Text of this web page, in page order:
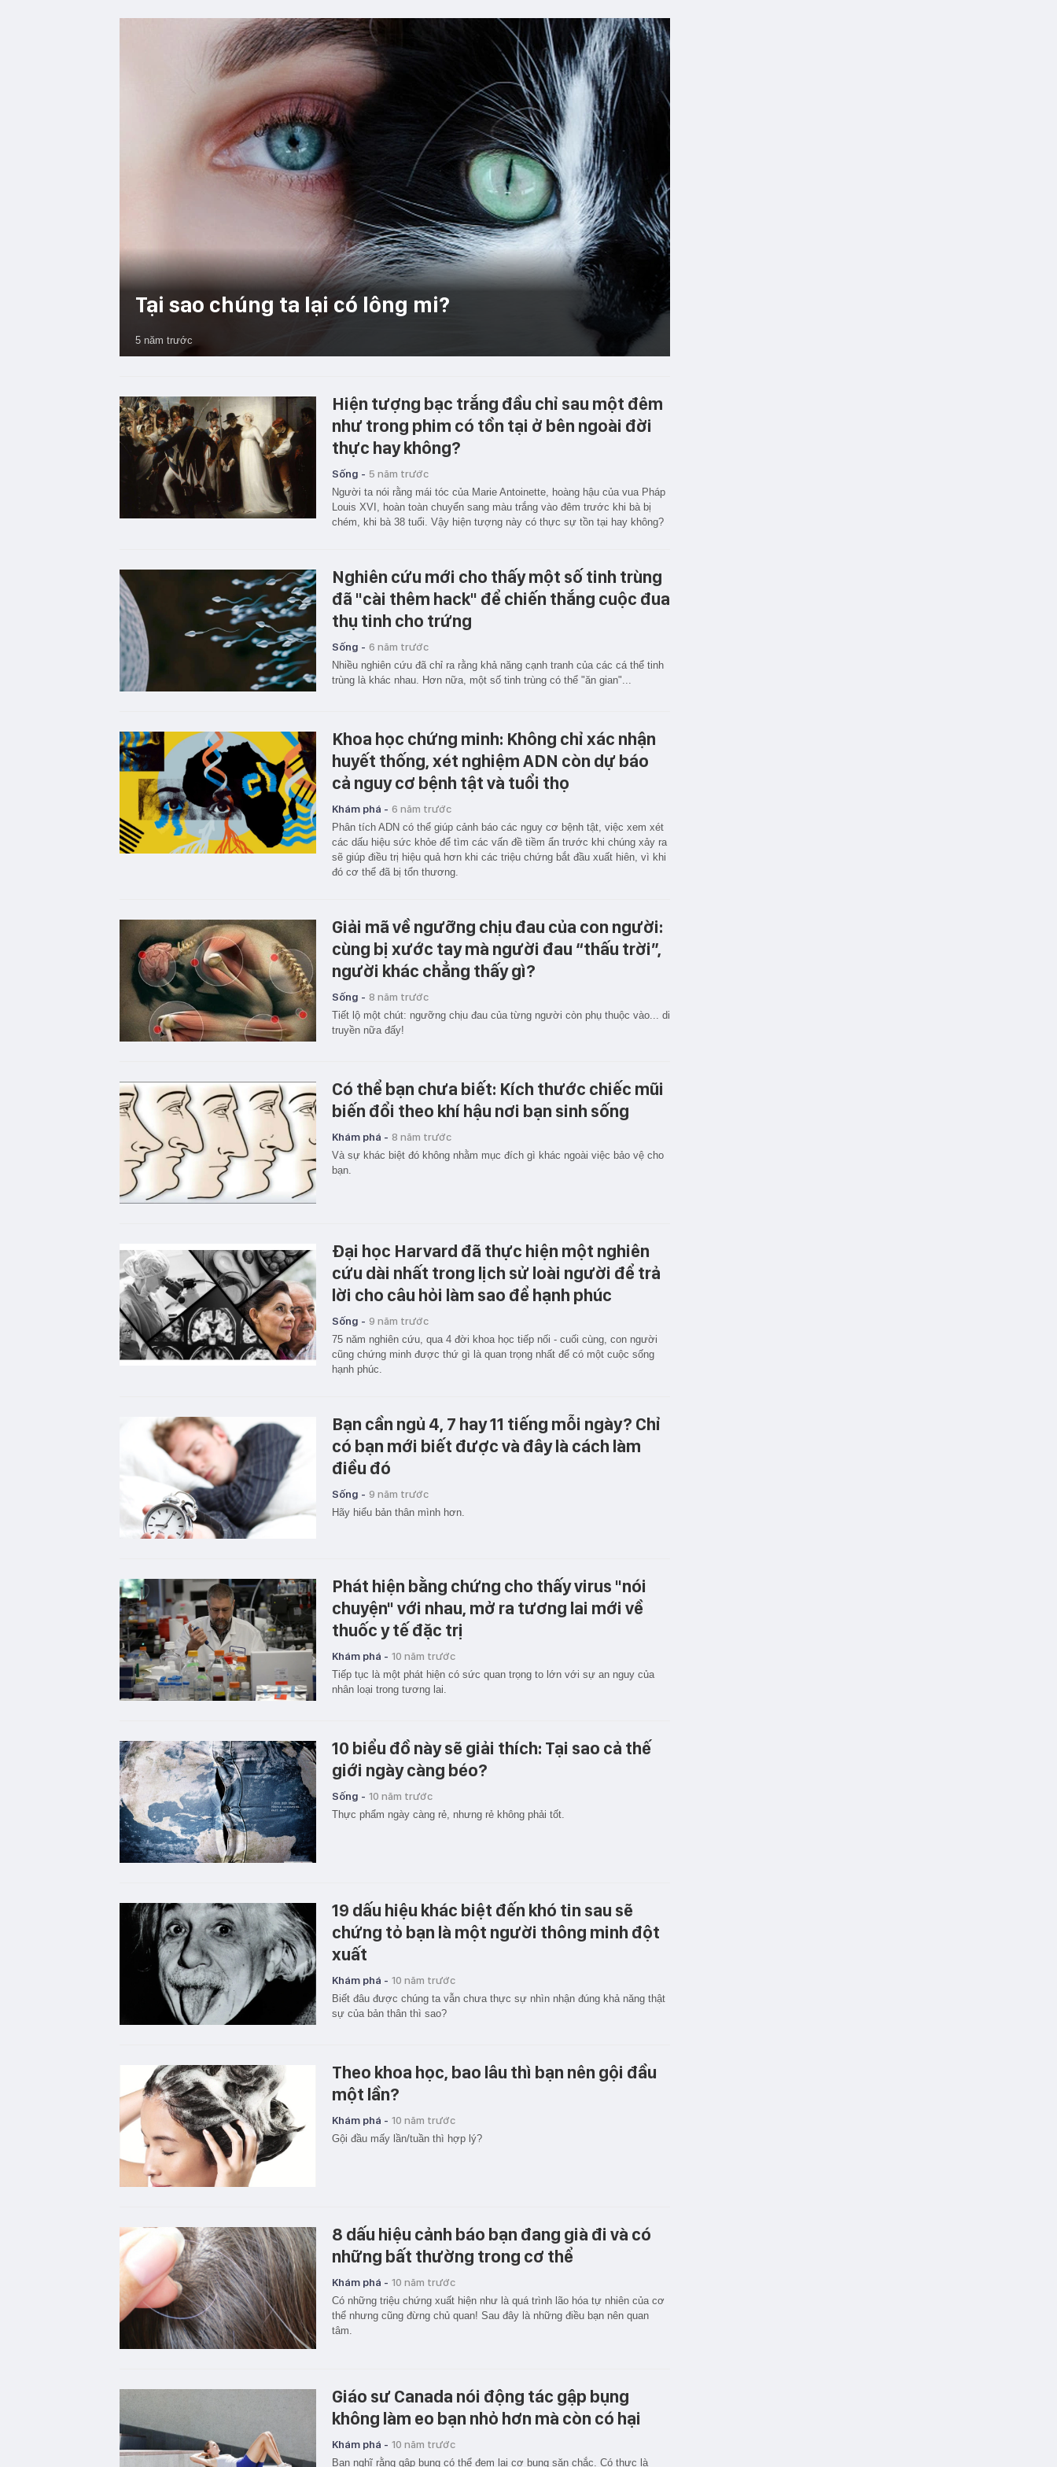
Tại sao chúng ta lại có lông mi?
5 năm trước
Hiện tượng bạc trắng đầu chỉ sau một đêm
như trong phim có tồn tại ở bên ngoài đời
thực hay không?
Sống - 5 năm trước
Người ta nói rằng mái tóc của Marie Antoinette, hoàng hậu của vua Pháp
Louis XVI, hoàn toàn chuyển sang màu trắng vào đêm trước khi bà bị
chém, khi bà 38 tuổi. Vậy hiện tượng này có thực sự tồn tại hay không?
Nghiên cứu mới cho thấy một số tinh trùng
đã "cài thêm hack" để chiến thắng cuộc đua
thụ tinh cho trứng
Sống - 6 năm trước
Nhiều nghiên cứu đã chỉ ra rằng khả năng cạnh tranh của các cá thể tinh
trùng là khác nhau. Hơn nữa, một số tinh trùng có thể "ăn gian"...
Khoa học chứng minh: Không chỉ xác nhận
huyết thống, xét nghiệm ADN còn dự báo
cả nguy cơ bệnh tật và tuổi thọ
Khám phá - 6 năm trước
Phân tích ADN có thể giúp cảnh báo các nguy cơ bệnh tật, việc xem xét
các dấu hiệu sức khỏe để tìm các vấn đề tiềm ẩn trước khi chúng xảy ra
sẽ giúp điều trị hiệu quả hơn khi các triệu chứng bắt đầu xuất hiên, vì khi
đó cơ thể đã bị tổn thương.
Giải mã về ngưỡng chịu đau của con người:
cùng bị xước tay mà người đau “thấu trời”,
người khác chẳng thấy gì?
Sống - 8 năm trước
Tiết lộ một chút: ngưỡng chịu đau của từng người còn phụ thuộc vào... di
truyền nữa đấy!
Có thể bạn chưa biết: Kích thước chiếc mũi
biến đổi theo khí hậu nơi bạn sinh sống
Khám phá - 8 năm trước
Và sự khác biệt đó không nhằm mục đích gì khác ngoài việc bảo vệ cho
bạn.
Đại học Harvard đã thực hiện một nghiên
cứu dài nhất trong lịch sử loài người để trả
lời cho câu hỏi làm sao để hạnh phúc
Sống - 9 năm trước
75 năm nghiên cứu, qua 4 đời khoa học tiếp nối - cuối cùng, con người
cũng chứng minh được thứ gì là quan trọng nhất để có một cuộc sống
hạnh phúc.
Bạn cần ngủ 4, 7 hay 11 tiếng mỗi ngày? Chỉ
có bạn mới biết được và đây là cách làm
điều đó
Sống - 9 năm trước
Hãy hiểu bản thân mình hơn.
Phát hiện bằng chứng cho thấy virus "nói
chuyện" với nhau, mở ra tương lai mới về
thuốc y tế đặc trị
Khám phá - 10 năm trước
Tiếp tục là một phát hiện có sức quan trọng to lớn với sự an nguy của
nhân loại trong tương lai.
10 biểu đồ này sẽ giải thích: Tại sao cả thế
giới ngày càng béo?
Sống - 10 năm trước
Thực phẩm ngày càng rẻ, nhưng rẻ không phải tốt.
19 dấu hiệu khác biệt đến khó tin sau sẽ
chứng tỏ bạn là một người thông minh đột
xuất
Khám phá - 10 năm trước
Biết đâu được chúng ta vẫn chưa thực sự nhìn nhận đúng khả năng thật
sự của bản thân thì sao?
Theo khoa học, bao lâu thì bạn nên gội đầu
một lần?
Khám phá - 10 năm trước
Gội đầu mấy lần/tuần thì hợp lý?
8 dấu hiệu cảnh báo bạn đang già đi và có
những bất thường trong cơ thể
Khám phá - 10 năm trước
Có những triệu chứng xuất hiện như là quá trình lão hóa tự nhiên của cơ
thể nhưng cũng đừng chủ quan! Sau đây là những điều bạn nên quan
tâm.
Giáo sư Canada nói động tác gập bụng
không làm eo bạn nhỏ hơn mà còn có hại
Khám phá - 10 năm trước
Bạn nghĩ rằng gập bụng có thể đem lại cơ bụng săn chắc. Có thực là